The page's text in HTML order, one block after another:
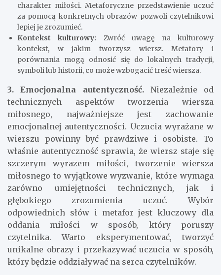
charakter miłości. Metaforyczne przedstawienie uczuć
za pomocą konkretnych obrazów pozwoli czytelnikowi
lepiej je zrozumieć.
Kontekst kulturowy: Zwróć uwagę na kulturowy
kontekst, w jakim tworzysz wiersz. Metafory i
porównania mogą odnosić się do lokalnych tradycji,
symboli lub historii, co może wzbogacić treść wiersza.
3. Emocjonalna autentyczność. Niezależnie od
technicznych aspektów tworzenia wiersza
miłosnego, najważniejsze jest zachowanie
emocjonalnej autentyczności. Uczucia wyrażane w
wierszu powinny być prawdziwe i osobiste. To
właśnie autentyczność sprawia, że wiersz staje się
szczerym wyrazem miłości, tworzenie wiersza
miłosnego to wyjątkowe wyzwanie, które wymaga
zarówno umiejętności technicznych, jak i
głębokiego zrozumienia uczuć. Wybór
odpowiednich słów i metafor jest kluczowy dla
oddania miłości w sposób, który poruszy
czytelnika. Warto eksperymentować, tworzyć
unikalne obrazy i przekazywać uczucia w sposób,
który będzie oddziaływać na serca czytelników.